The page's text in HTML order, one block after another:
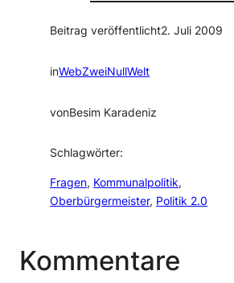
Beitrag veröffentlicht2. Juli 2009
inWebZweiNullWelt
vonBesim Karadeniz
Schlagwörter:
Fragen, Kommunalpolitik
Oberbürgermeister, Politik 2.0
Kommentare